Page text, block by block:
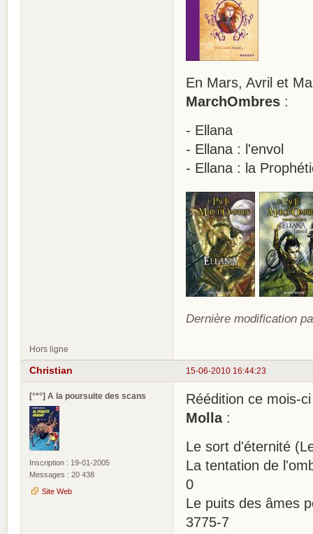
En Mars, Avril et
MarchOmbres :
- Ellana
- Ellana : l'envol
- Ellana : la
Dernière modification
Hors ligne
15-06-2010 16:44:23
Christian
[°*°] A la poursuite des scans
Inscription : 19-01-2005
Messages : 20 438
Site Web
Réédition ce mois-
Molla:
Le sort d'éternité
La tentation de
0
Le puits des âmes
3775-7